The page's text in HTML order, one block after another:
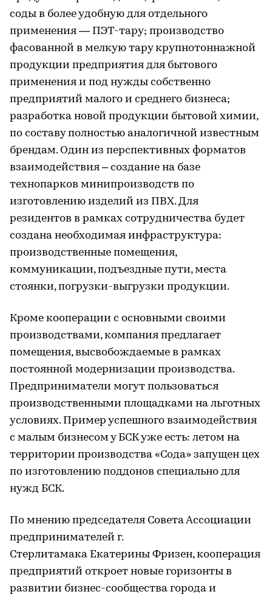
соды в более удобную для отдельного
применения — ПЭТ-тару; производство
фасованной в мелкую тару крупнотоннажной
продукции предприятия для бытового
применения и под нужды собственно
предприятий малого и среднего бизнеса;
разработка новой продукции бытовой химии,
по составу полностью аналогичной известным
брендам. Один из перспективных форматов
взаимодействия – создание на базе
технопарков минипроизводств по
изготовлению изделий из ПВХ. Для
резидентов в рамках сотрудничества будет
создана необходимая инфраструктура:
производственные помещения,
коммуникации, подъездные пути, места
стоянки, погрузки-выгрузки продукции.
Кроме кооперации с основными своими
производствами, компания предлагает
помещения, высвобождаемые в рамках
постоянной модернизации производства.
Предприниматели могут пользоваться
производственными площадками на льготных
условиях. Пример успешного взаимодействия
с малым бизнесом у БСК уже есть: летом на
территории производства «Сода» запущен цех
по изготовлению поддонов специально для
нужд БСК.
По мнению председателя Совета Ассоциации
предпринимателей г.
Стерлитамака Екатерины Фризен, кооперация
предприятий откроет новые горизонты в
развитии бизнес-сообщества города и